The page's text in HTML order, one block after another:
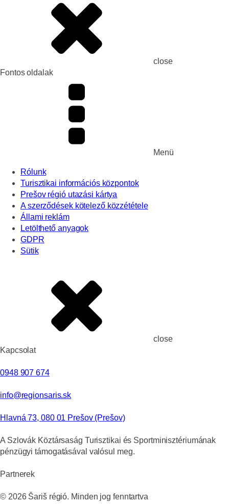
close
Fontos oldalak
Menü
Rólunk
Turisztikai információs központok
Prešov régió utazási kártya
A szerződések kötelező közzététele
Állami reklám
Letölthető anyagok
GDPR
Sütik
close
Kapcsolat
0948 907 674
info@regionsaris.sk
Hlavná 73, 080 01 Prešov (Prešov)
A Szlovák Köztársaság Turisztikai és Sportminisztériumának
pénzügyi támogatásával valósul meg.
Partnerek
© 2026Šariš régió. Minden jog fenntartva